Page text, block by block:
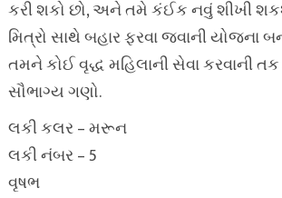
કરી શકો છો, અને તમે કંઈક નવું શીખી
મિત્રો સાથે બહાર ફરવા જવાની યોજના
તમને કોઈ વૃદ્ધ મહિલાની સેવા કરવાની
સૌભાગ્ય ગણો.
લકી કલર – મરૂન
લકી નંબર – 5
વૃષભ